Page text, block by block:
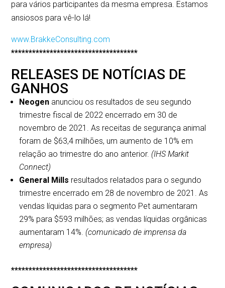
para vários participantes da mesma empresa. Estamos
ansiosos para vê-lo lá!
www.BrakkeConsulting.com
************************************
RELEASES DE NOTÍCIAS DE
GANHOS
Neogen anunciou os resultados de seu segundo
trimestre fiscal de 2022 encerrado em 30 de
novembro de 2021. As receitas de segurança animal
foram de $63,4 milhões, um aumento de 10% em
relação ao trimestre do ano anterior. (IHS Markit
Connect)
General Mills resultados relatados para o segundo
trimestre encerrado em 28 de novembro de 2021. As
vendas líquidas para o segmento Pet aumentaram
29% para $593 milhões; as vendas líquidas orgânicas
aumentaram 14%. (comunicado de imprensa da
empresa)
************************************